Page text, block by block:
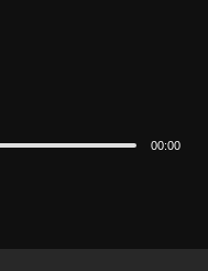
00:00